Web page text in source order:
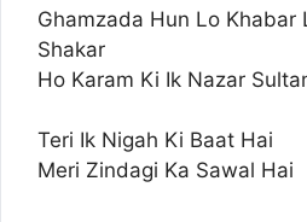
Ghamzada Hun Lo Khabar
Shakar
Ho Karam Ki Ik Nazar
Teri Ik Nigah Ki Baat Hai
Meri Zindagi Ka Sawal Hai